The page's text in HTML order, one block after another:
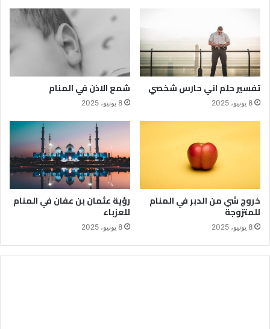
تفسير حلم اني حارس شخصي
8 يونيو، 2025
شمع الاذن في المنام
8 يونيو، 2025
خروج شي من الدبر في المنام
للمتزوجة
8 يونيو، 2025
رؤية عثمان بن عفان في المنام
للعزباء
8 يونيو، 2025